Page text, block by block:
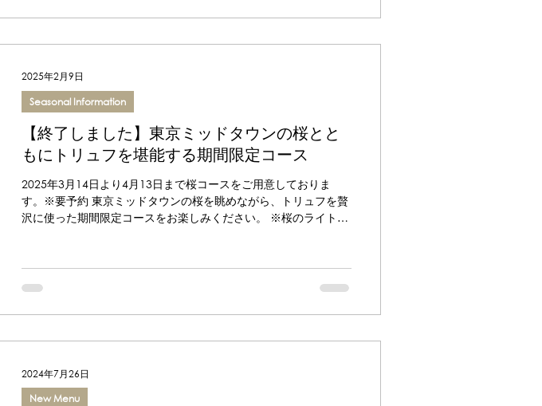
【終了しました】東京ミッドタウンの桜とと
もにトリュフを堪能する期間限定コース
2025年3月14日より4月13日まで桜コースをご用意しておりま
す。※要予約 東京ミッドタウンの桜を眺めながら、トリュフを贅
沢に使った期間限定コースをお楽しみください。 ※桜のライトア
Seasonal Information
2025年2月9日
New Menu
2024年7月26日